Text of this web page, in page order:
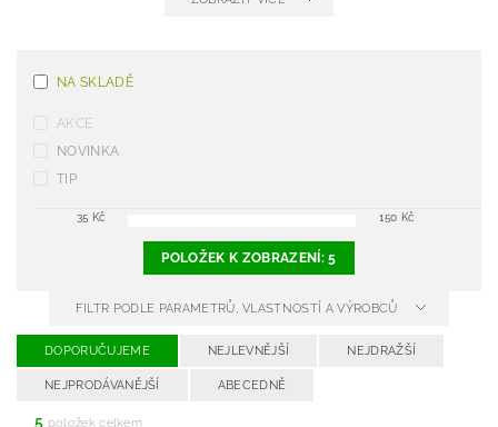
NA SKLADĚ
AKCE
NOVINKA
TIP
35 Kč 150 Kč
POLOŽEK K ZOBRAZENÍ:5
FILTR PODLE PARAMETRŮ, VLASTNOSTÍ A VÝROBCŮ
DOPORUČUJEME NEJLEVNĚJŠÍ NEJDRAŽŠÍ
NEJPRODÁVANĚJŠÍ ABECEDNĚ
5 položek celkem